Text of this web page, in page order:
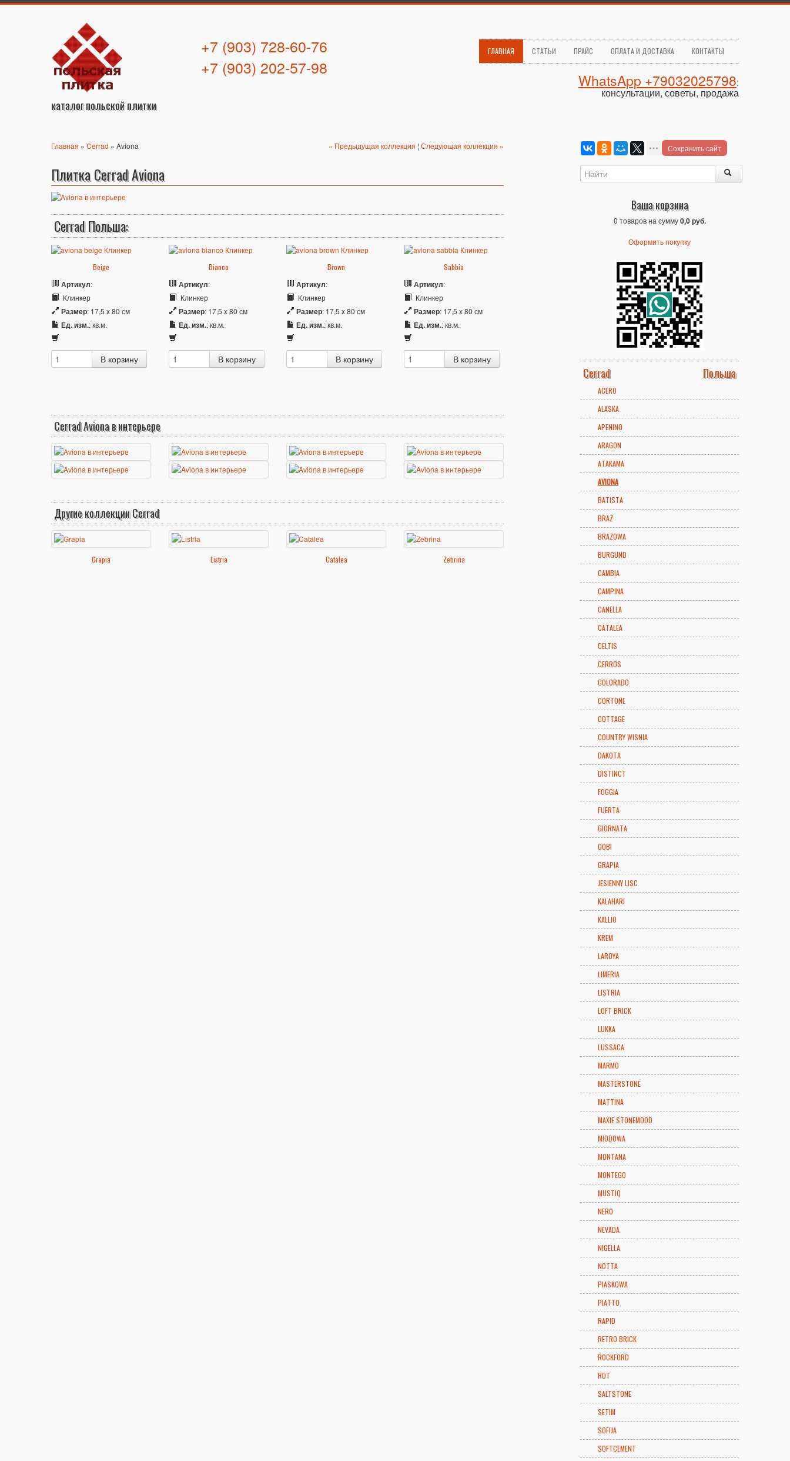
каталог польской плитки
+7 (903) 728-60-76
+7 (903) 202-57-98
ГЛАВНАЯ СТАТЬИ ПРАЙС ОПЛАТА И ДОСТАВКА КОНТАКТЫ
WhatsApp +79032025798:
консультации, советы, продажа
Главная » Cerrad » Aviona « Предыдущая коллекция ¦ Следующая коллекция »
Плитка Cerrad Aviona
Cerrad Польша:
Beige
Артикул:
Клинкер
Размер: 17,5 x 80 см
Ед. изм.: кв.м.
Bianco
Артикул:
Клинкер
Размер: 17,5 x 80 см
Ед. изм.: кв.м.
Brown
Артикул:
Клинкер
Размер: 17,5 x 80 см
Ед. изм.: кв.м.
Sabbia
Артикул:
Клинкер
Размер: 17,5 x 80 см
Ед. изм.: кв.м.
Cerrad Aviona в интерьере
Другие коллекции Cerrad
Grapia Listria Catalea Zebrina
Сохранить сайт
Ваша корзина
0 товаров на сумму0,0 руб.
Оформить покупку
Cerrad Польша
ACERO
ALASKA
APENINO
ARAGON
ATAKAMA
AVIONA
BATISTA
BRAZ
BRAZOWA
BURGUND
CAMBIA
CAMPINA
CANELLA
CATALEA
CELTIS
CERROS
COLORADO
CORTONE
COTTAGE
COUNTRY WISNIA
DAKOTA
DISTINCT
FOGGIA
FUERTA
GIORNATA
GOBI
GRAPIA
JESIENNY LISC
KALAHARI
KALLIO
KREM
LAROYA
LIMERIA
LISTRIA
LOFT BRICK
LUKKA
LUSSACA
MARMO
MASTERSTONE
MATTINA
MAXIE STONEMOOD
MIODOWA
MONTANA
MONTEGO
MUSTIQ
NERO
NEVADA
NIGELLA
NOTTA
PIASKOWA
PIATTO
RAPID
RETRO BRICK
ROCKFORD
ROT
SALTSTONE
SETIM
SOFIJA
SOFTCEMENT